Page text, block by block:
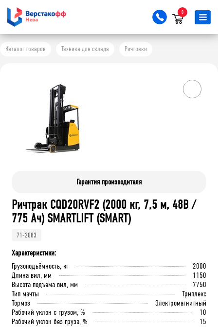
0
Каталог товаров Техника для склада Ричтраки
Гарантия производителя
Ричтрак CQD20RVF2 (2000 кг, 7,5 м, 48В /
775 Ач) SMARTLIFT (SMART)
71-2083
Характеристики:
Грузоподъёмность, кг
2000
Длина вил, мм
1150
Высота подъема вил, мм
7750
Тип мачты
Триплекс
Тормоз
Электромагнитный
Рабочий уклон с грузом, %
10
Рабочий уклон без груза, %
15